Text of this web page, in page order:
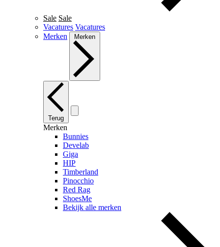
Sale Sale
Vacatures Vacatures
Merken
Merken
Terug
Merken
Bunnies
Develab
Giga
HIP
Timberland
Pinocchio
Red Rag
ShoesMe
Bekijk alle merken